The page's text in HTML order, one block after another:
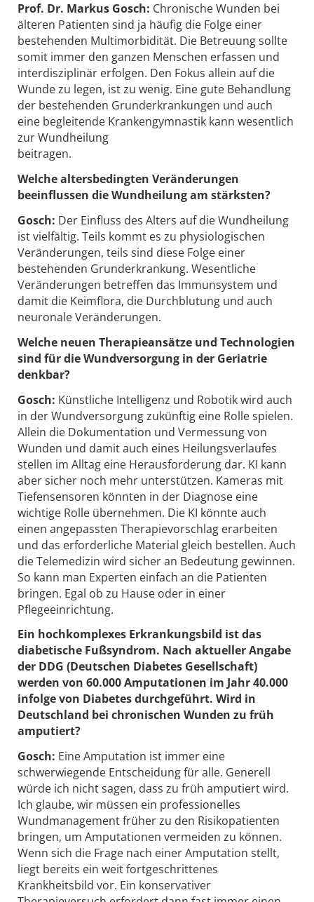
Prof. Dr. Markus Gosch: Chronische Wunden bei
älteren Patienten sind ja häufig die Folge einer
bestehenden Multimorbidität. Die Betreuung sollte
somit immer den ganzen Menschen erfassen und
interdisziplinär erfolgen. Den Fokus allein auf die
Wunde zu legen, ist zu wenig. Eine gute Behandlung
der bestehenden Grunderkrankungen und auch
eine begleitende Krankengymnastik kann wesentlich
zur Wundheilung
beitragen.
Welche altersbedingten Veränderungen
beeinflussen die Wundheilung am stärksten?
Gosch: Der Einfluss des Alters auf die Wundheilung
ist vielfältig. Teils kommt es zu physiologischen
Veränderungen, teils sind diese Folge einer
bestehenden Grunderkrankung. Wesentliche
Veränderungen betreffen das Immunsystem und
damit die Keimflora, die Durchblutung und auch
neuronale Veränderungen.
Welche neuen Therapieansätze und Technologien
sind für die Wundversorgung in der Geriatrie
denkbar?
Gosch: Künstliche Intelligenz und Robotik wird auch
in der Wundversorgung zukünftig eine Rolle spielen.
Allein die Dokumentation und Vermessung von
Wunden und damit auch eines Heilungsverlaufes
stellen im Alltag eine Herausforderung dar. KI kann
aber sicher noch mehr unterstützen. Kameras mit
Tiefensensoren könnten in der Diagnose eine
wichtige Rolle übernehmen. Die KI könnte auch
einen angepassten Therapievorschlag erarbeiten
und das erforderliche Material gleich bestellen. Auch
die Telemedizin wird sicher an Bedeutung gewinnen.
So kann man Experten einfach an die Patienten
bringen. Egal ob zu Hause oder in einer
Pflegeeinrichtung.
Ein hochkomplexes Erkrankungsbild ist das
diabetische Fußsyndrom. Nach aktueller Angabe
der DDG (Deutschen Diabetes Gesellschaft)
werden von 60.000 Amputationen im Jahr 40.000
infolge von Diabetes durchgeführt. Wird in
Deutschland bei chronischen Wunden zu früh
amputiert?
Gosch: Eine Amputation ist immer eine
schwerwiegende Entscheidung für alle. Generell
würde ich nicht sagen, dass zu früh amputiert wird.
Ich glaube, wir müssen ein professionelles
Wundmanagement früher zu den Risikopatienten
bringen, um Amputationen vermeiden zu können.
Wenn sich die Frage nach einer Amputation stellt,
liegt bereits ein weit fortgeschrittenes
Krankheitsbild vor. Ein konservativer